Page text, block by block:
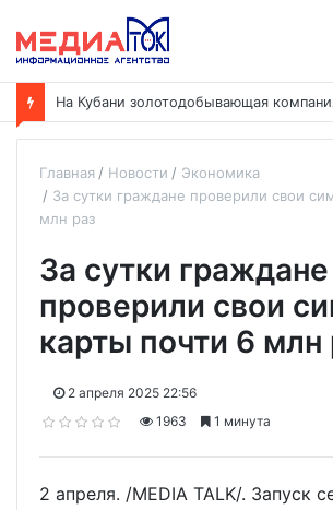
Главная Новости
Экономика
За сутки граждане проверили свои
млн раз
За сутки граждане
проверили свои
карты почти 6 млн
2 апреля 2025 22:56
1963
1 минута
2 апреля. /MEDIA TALK/. Запуск